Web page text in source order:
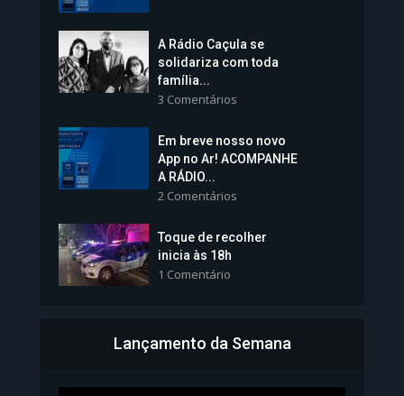
Vice-Prefeita Sheila Lemos
tomará posse nesta...
1.101 Modos de exibição
Bahia inicia emissão da
A Rádio Caçula se
solidariza com toda
família...
3 Comentários
Em breve nosso novo
App no Ar! ACOMPANHE
A RÁDIO...
2 Comentários
Toque de recolher
inicia às 18h
1 Comentário
Lançamento da Semana